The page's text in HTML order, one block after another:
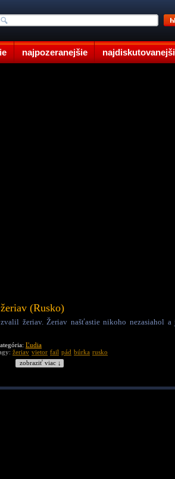
najpozeranejšie
(Rusko)
žeriav. Žeriav našťastie nikoho nezasiahol a
Ľudia
žeriav vietor fail pád búrka rusko
zobraziť viac ↓